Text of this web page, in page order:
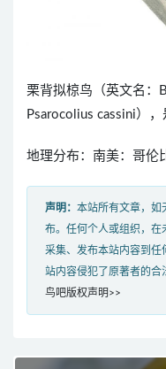
栗背拟椋鸟（英文名：
Psarocolius cassini）
地理分布：南美：哥伦
声明： 本站所有文章，如
布。任何个人或组织，在
采集、发布本站内容到任
站内容侵犯了原著者的合
鸟吧版权声明>>